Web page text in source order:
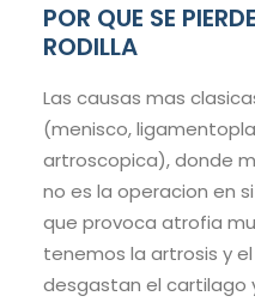
POR QUE SE
RODILLA
Las causas mas
(menisco,
artroscopica), donde
no es la operacion en
que provoca atrofia
tenemos la artrosis y
desgastan el cartilago